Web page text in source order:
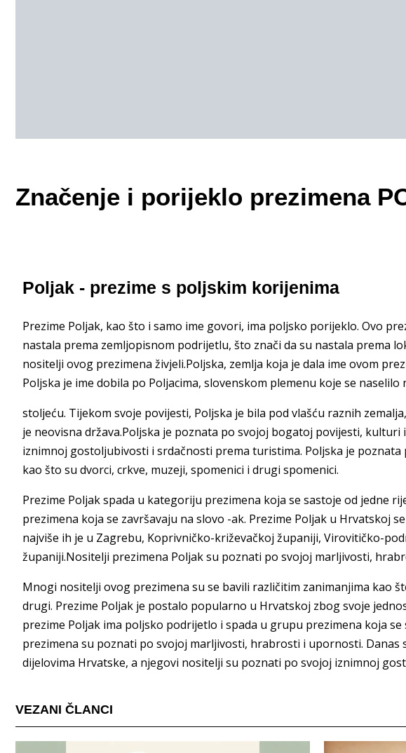
Značenje i porijeklo prezimena
Poljak - prezime s poljskim korijenima
Prezime Poljak, kao što i samo ime govori, ima poljsko porijeklo. Ovo
nastala prema zemljopisnom podrijetlu, što znači da su nastala prema
nositelji ovog prezimena živjeli.Poljska, zemlja koja je dala ime ovom
Poljska je ime dobila po Poljacima, slovenskom plemenu koje se naselilo
stoljeću. Tijekom svoje povijesti, Poljska je bila pod vlašću raznih
je neovisna država.Poljska je poznata po svojoj bogatoj povijesti, kulturi
iznimnoj gostoljubivosti i srdačnosti prema turistima. Poljska je
kao što su dvorci, crkve, muzeji, spomenici i drugi spomenici.
Prezime Poljak spada u kategoriju prezimena koja se sastoje od jedne
prezimena koja se završavaju na slovo -ak. Prezime Poljak u Hrvatskoj
najviše ih je u Zagrebu, Koprivničko-križevačkoj županiji, Virovitičko-
županiji.Nositelji prezimena Poljak su poznati po svojoj marljivosti,
Mnogi nositelji ovog prezimena su se bavili različitim zanimanjima kao
drugi. Prezime Poljak je postalo popularno u Hrvatskoj zbog svoje
prezime Poljak ima poljsko podrijetlo i spada u grupu prezimena koja
prezimena su poznati po svojoj marljivosti, hrabrosti i upornosti. Danas
dijelovima Hrvatske, a njegovi nositelji su poznati po svojoj iznimnoj
VEZANI ČLANCI